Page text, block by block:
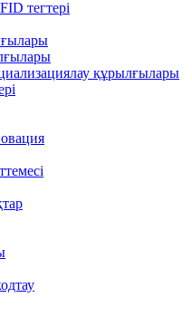
тегтері
құрылғылары